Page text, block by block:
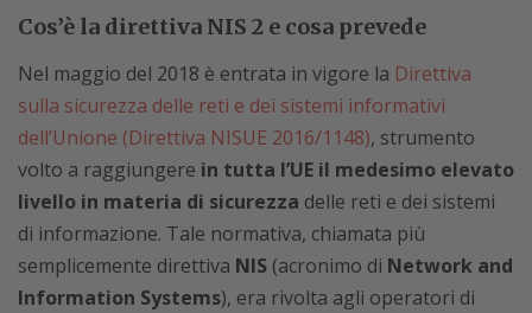
Cos’è la direttiva NIS 2 e cosa prevede
Nel maggio del 2018 è entrata in vigore la Direttiva
sulla sicurezza delle reti e dei sistemi informativi
dell’Unione (Direttiva NISUE 2016/1148), strumento
volto a raggiungere in tutta l’UE il medesimo elevato
livello in materia di sicurezza delle reti e dei sistemi
di informazione. Tale normativa, chiamata più
semplicemente direttiva NIS (acronimo di Network and
Information Systems), era rivolta agli operatori di